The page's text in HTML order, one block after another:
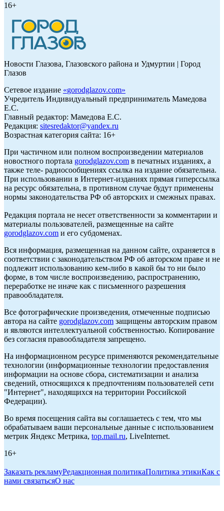
16+
Новости Глазова, Глазовского района и Удмуртии | Город
Глазов
Сетевое издание «gorodglazov.com»
Учредитель Индивидуальный предприниматель Мамедова
Е.С.
Главный редактор: Мамедова Е.С.
Редакция: sitesredaktor@yandex.ru
Возрастная категория сайта: 16+
При частичном или полном воспроизведении материалов
новостного портала gorodglazov.com в печатных изданиях, а
также теле- радиосообщениях ссылка на издание обязательна.
При использовании в Интернет-изданиях прямая гиперссылка
на ресурс обязательна, в противном случае будут применены
нормы законодательства РФ об авторских и смежных правах.
Редакция портала не несет ответственности за комментарии и
материалы пользователей, размещенные на сайте
gorodglazov.com и его субдоменах.
Вся информация, размещенная на данном сайте, охраняется в
соответствии с законодательством РФ об авторском праве и не
подлежит использованию кем-либо в какой бы то ни было
форме, в том числе воспроизведению, распространению,
переработке не иначе как с письменного разрешения
правообладателя.
Все фотографические произведения, отмеченные подписью
автора на сайте gorodglazov.com защищены авторским правом
и являются интеллектуальной собственностью. Копирование
без согласия правообладателя запрещено.
На информационном ресурсе применяются рекомендательные
технологии (информационные технологии предоставления
информации на основе сбора, систематизации и анализа
сведений, относящихся к предпочтениям пользователей сети
"Интернет", находящихся на территории Российской
Федерации).
Во время посещения сайта вы соглашаетесь с тем, что мы
обрабатываем ваши персональные данные с использованием
метрик Яндекс Метрика, top.mail.ru, LiveInternet.
16+
Заказать рекламуРедакционная политикаПолитика этикиКак с
нами связатьсяО нас